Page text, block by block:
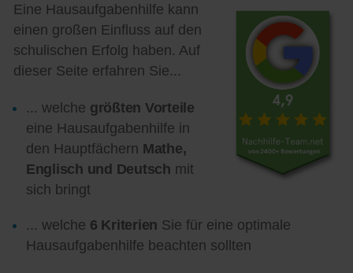
Eine Hausaufgabenhilfe kann
einen großen Einfluss auf den
schulischen Erfolg haben. Auf
dieser Seite erfahren Sie...
... welche größten Vorteile
eine Hausaufgabenhilfe in
den Hauptfächern Mathe,
Englisch und Deutsch mit
sich bringt
... welche 6 Kriterien Sie für eine optimale
Hausaufgabenhilfe beachten sollten